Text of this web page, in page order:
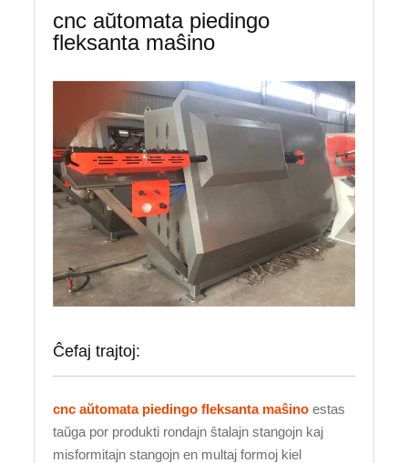
cnc aŭtomata piedingo
fleksanta maŝino
Ĉefaj trajtoj:
cnc aŭtomata piedingo fleksanta maŝino estas
taŭga por produkti rondajn ŝtalajn stangojn kaj
misformitajn stangojn en multaj formoj kiel